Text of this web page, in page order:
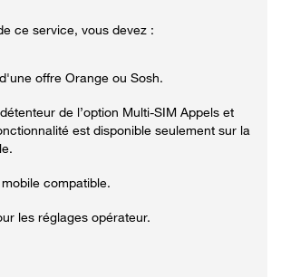
ce service, vous devez :
offre Orange ou Sosh.
de l’option Multi-SIM Appels et
est disponible seulement sur la
compatible.
les réglages opérateur.